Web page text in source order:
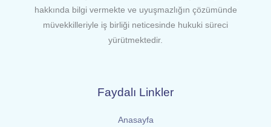
hakkında bilgi vermekte ve uyuşmazlığın çözümünde
müvekkilleriyle iş birliği neticesinde hukuki süreci
yürütmektedir.
Faydalı Linkler
Anasayfa